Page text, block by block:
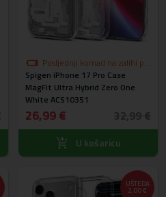
Posljednji komad na zalihi po
akcijskoj cijeni
Spigen iPhone 17 Pro Case
MagFit Ultra Hybrid Zero One
White ACS10351
26,99 €
U košaricu
UŠTEDA
2,00 €